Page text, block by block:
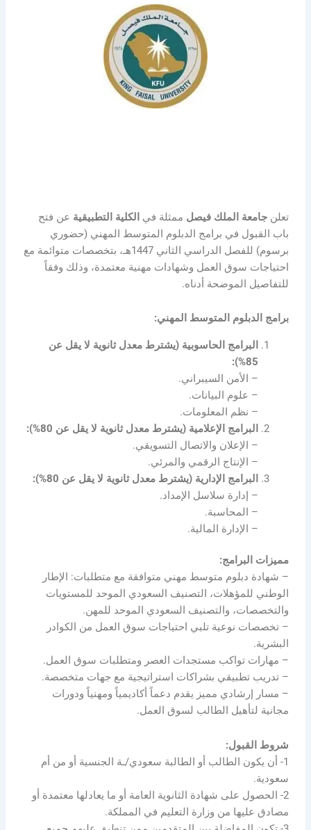
تعلنجامعة الملك فيصل ممثلة في الكلية التطبيقية عن فتح
باب القبول في برامج الدبلوم المتوسط المهني (حضوري
برسوم) للفصل الدراسي الثاني 1447هـ، بتخصصات متوائمة مع
احتياجات سوق العمل وشهادات مهنية معتمدة، وذلك وفقاً
للتفاصيل الموضحة أدناه.
برامج الدبلوم المتوسط المهني:
البرامج الحاسوبية (يشترط معدل ثانوية لا يقل عن
85%):
– الأمن السيبراني.
– علوم البيانات.
– نظم المعلومات.
البرامج الإعلامية (يشترط معدل ثانوية لا يقل عن 80%):
– الإعلان والاتصال التسويقي.
– الإنتاج الرقمي والمرئي.
البرامج الإدارية (يشترط معدل ثانوية لا يقل عن 80%):
– إدارة سلاسل الإمداد.
– المحاسبة.
– الإدارة المالية.
مميزات البرامج:
– شهادة دبلوم متوسط مهني متوافقة مع متطلبات: الإطار
الوطني للمؤهلات، التصنيف السعودي الموحد للمستويات
والتخصصات، والتصنيف السعودي الموحد للمهن.
– تخصصات نوعية تلبي احتياجات سوق العمل من الكوادر
البشرية.
– مهارات تواكب مستجدات العصر ومتطلبات سوق العمل.
– تدريب تطبيقي بشراكات استراتيجية مع جهات متخصصة.
– مسار إرشادي مميز يقدم دعماً أكاديمياً ومهنياً ودورات
مجانية لتأهيل الطالب لسوق العمل.
شروط القبول:
1- أن يكون الطالب أو الطالبة سعودي/ـة الجنسية أو من أم
سعودية.
2- الحصول على شهادة الثانوية العامة أو ما يعادلها معتمدة أو
مصادق عليها من وزارة التعليم في المملكة.